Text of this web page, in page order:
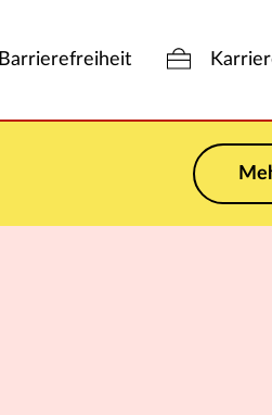
Barrierefreiheit